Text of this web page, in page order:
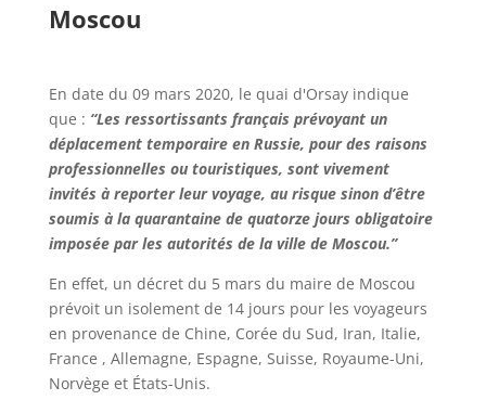
Moscou
En date du 09 mars 2020, le quai d'Orsay indique
que : “Les ressortissants français prévoyant un
déplacement temporaire en Russie, pour des raisons
professionnelles ou touristiques, sont vivement
invités à reporter leur voyage, au risque sinon d’être
soumis à la quarantaine de quatorze jours obligatoire
imposée par les autorités de la ville de Moscou.”
En effet, un décret du 5 mars du maire de Moscou
prévoit un isolement de 14 jours pour les voyageurs
en provenance de Chine, Corée du Sud, Iran, Italie,
France , Allemagne, Espagne, Suisse, Royaume-Uni,
Norvège et États-Unis.